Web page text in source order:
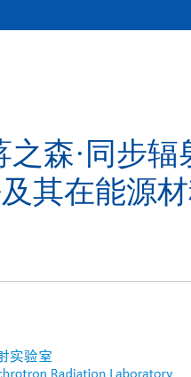
之森·同步
其在能源